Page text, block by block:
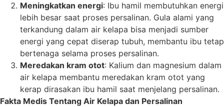
Meningkatkan energi: Ibu hamil membutuhkan energi
lebih besar saat proses persalinan. Gula alami yang
terkandung dalam air kelapa bisa menjadi sumber
energi yang cepat diserap tubuh, membantu ibu tetap
bertenaga selama proses persalinan.
Meredakan kram otot: Kalium dan magnesium dalam
air kelapa membantu meredakan kram otot yang
kerap dirasakan ibu hamil saat menjelang persalinan.
Fakta Medis Tentang Air Kelapa dan Persalinan